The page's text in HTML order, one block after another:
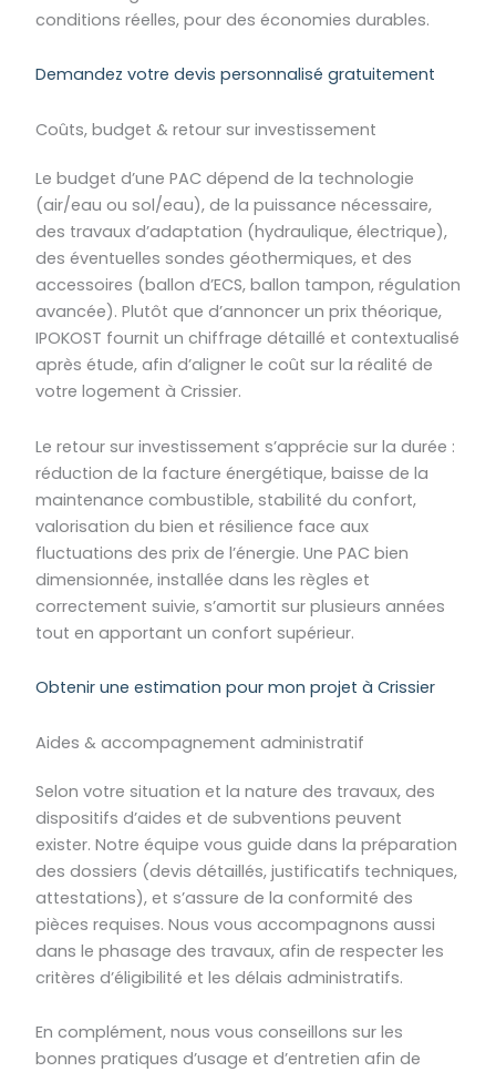
conditions réelles, pour des économies durables.
Demandez votre devis personnalisé gratuitement
Coûts, budget & retour sur investissement
Le budget d’une PAC dépend de la technologie
(air/eau ou sol/eau), de la puissance nécessaire,
des travaux d’adaptation (hydraulique, électrique),
des éventuelles sondes géothermiques, et des
accessoires (ballon d’ECS, ballon tampon, régulation
avancée). Plutôt que d’annoncer un prix théorique,
IPOKOST fournit un chiffrage détaillé et contextualisé
après étude, afin d’aligner le coût sur la réalité de
votre logement à Crissier.
Le retour sur investissement s’apprécie sur la durée :
réduction de la facture énergétique, baisse de la
maintenance combustible, stabilité du confort,
valorisation du bien et résilience face aux
fluctuations des prix de l’énergie. Une PAC bien
dimensionnée, installée dans les règles et
correctement suivie, s’amortit sur plusieurs années
tout en apportant un confort supérieur.
Obtenir une estimation pour mon projet à Crissier
Aides & accompagnement administratif
Selon votre situation et la nature des travaux, des
dispositifs d’aides et de subventions peuvent
exister. Notre équipe vous guide dans la préparation
des dossiers (devis détaillés, justificatifs techniques,
attestations), et s’assure de la conformité des
pièces requises. Nous vous accompagnons aussi
dans le phasage des travaux, afin de respecter les
critères d’éligibilité et les délais administratifs.
En complément, nous vous conseillons sur les
bonnes pratiques d’usage et d’entretien afin de